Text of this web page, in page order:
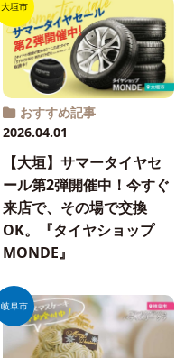
大垣市
おすすめ記事
2026.04.01
【大垣】サマータイヤセ
ール第2弾開催中！今すぐ
来店で、その場で交換
OK。『タイヤショップ
MONDE』
岐阜市